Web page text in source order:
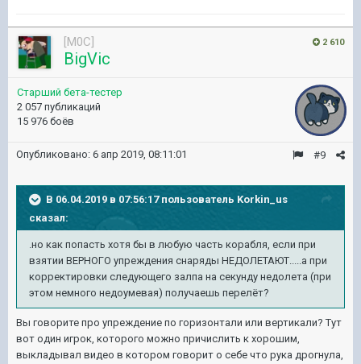
2 610
[M0C]
BigVic
Старший бета-тестер
2 057 публикаций
15 976 боёв
#9
Опубликовано: 6 апр 2019, 08:11:01
В 06.04.2019 в 07:56:17 пользователь Korkin_us
сказал:
.но как попасть хотя бы в любую часть корабля, если при
взятии ВЕРНОГО упреждения снаряды НЕДОЛЕТАЮТ.....а при
корректировки следующего залпа на секунду недолета (при
этом немного недоумевая) получаешь перелёт?
Вы говорите про упреждение по горизонтали или вертикали? Тут
вот один игрок, которого можно причислить к хорошим,
выкладывал видео в котором говорит о себе что рука дрогнула,